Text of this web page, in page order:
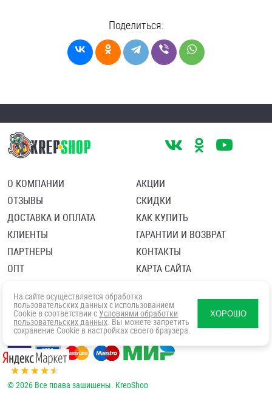
Поделиться:
О КОМПАНИИ
ОТЗЫВЫ
ДОСТАВКА И ОПЛАТА
КЛИЕНТЫ
ПАРТНЕРЫ
ОПТ
АКЦИИ
СКИДКИ
КАК КУПИТЬ
ГАРАНТИИ И ВОЗВРАТ
КОНТАКТЫ
КАРТА САЙТА
Политика в отношении обработки персональных данных
Согласие посетителя сайта на обработку персональных данны
© 2026 Все права защищены. KrepShop
На сайте осуществляется обработка
пользовательских данных с использованием
Cookie в соответствии с Условиями обработки
пользовательских данных. Вы можете запретить
сохранение Cookie в настройках своего браузера.
ХОРОШО